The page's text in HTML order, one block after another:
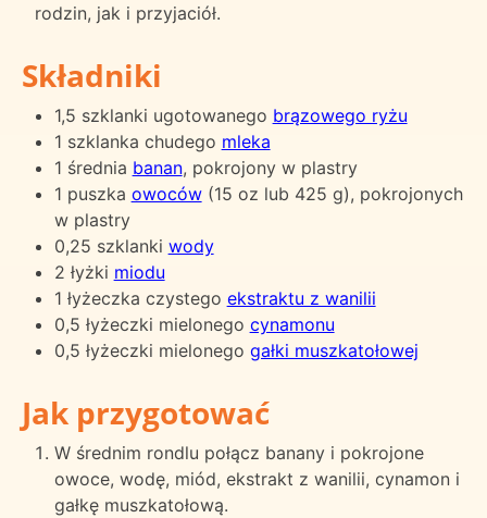
rodzin, jak i przyjaciół.
Składniki
1,5 szklanki ugotowanego brązowego ryżu
1 szklanka chudego mleka
1 średnia banan, pokrojony w plastry
1 puszka owoców(15 oz lub 425 g), pokrojonych
w plastry
0,25 szklanki wody
2 łyżki miodu
1 łyżeczka czystego ekstraktu z wanilii
0,5 łyżeczki mielonego cynamonu
0,5 łyżeczki mielonego gałki muszkatołowej
Jak przygotować
W średnim rondlu połącz banany i pokrojone
owoce, wodę, miód, ekstrakt z wanilii, cynamon i
gałkę muszkatołową.